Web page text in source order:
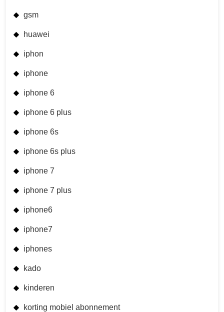
gsm
huawei
iphon
iphone
iphone 6
iphone 6 plus
iphone 6s
iphone 6s plus
iphone 7
iphone 7 plus
iphone6
iphone7
iphones
kado
kinderen
korting mobiel abonnement